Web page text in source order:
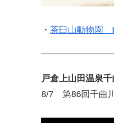
・ 茶臼山動物園
戸倉上山田温泉
8/7 第86回千曲